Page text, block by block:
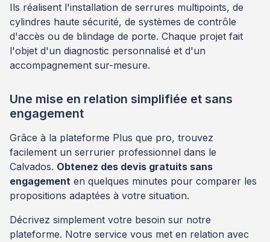
Ils réalisent l'installation de serrures multipoints, de
cylindres haute sécurité, de systèmes de contrôle
d'accès ou de blindage de porte. Chaque projet fait
l'objet d'un diagnostic personnalisé et d'un
accompagnement sur-mesure.
Une mise en relation simplifiée et sans
engagement
Grâce à la plateforme Plus que pro, trouvez
facilement un serrurier professionnel dans le
Calvados. Obtenez des devis gratuits sans
engagement en quelques minutes pour comparer les
propositions adaptées à votre situation.
Décrivez simplement votre besoin sur notre
plateforme. Notre service vous met en relation avec